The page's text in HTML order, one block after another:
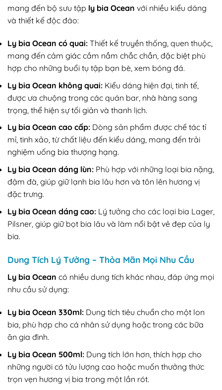
mang đến bộ sưu tập ly bia Ocean với nhiều kiểu dáng
và thiết kế độc đáo:
Ly bia Ocean có quai: Thiết kế truyền thống, quen thuộc,
mang đến cảm giác cầm nắm chắc chắn, đặc biệt phù
hợp cho những buổi tụ tập bạn bè, xem bóng đá.
Ly bia Ocean không quai: Kiểu dáng hiện đại, tinh tế,
được ưa chuộng trong các quán bar, nhà hàng sang
trọng, thể hiện sự tối giản và thanh lịch.
Ly bia Ocean cao cấp: Dòng sản phẩm được chế tác tỉ
mỉ, tinh xảo, từ chất liệu đến kiểu dáng, mang đến trải
nghiệm uống bia thượng hạng.
Ly bia Ocean dáng lùn: Phù hợp với những loại bia nặng,
đậm đà, giúp giữ lạnh bia lâu hơn và tôn lên hương vị
đặc trưng.
Ly bia Ocean dáng cao: Lý tưởng cho các loại bia Lager,
Pilsner, giúp giữ bọt bia lâu và làm nổi bật vẻ đẹp của ly
bia.
Dung Tích Lý Tưởng – Thỏa Mãn Mọi Nhu Cầu
Ly bia Ocean có nhiều dung tích khác nhau, đáp ứng mọi
nhu cầu sử dụng:
Ly bia Ocean 330ml: Dung tích tiêu chuẩn cho một lon
bia, phù hợp cho cá nhân sử dụng hoặc trong các bữa
ăn gia đình.
Ly bia Ocean 500ml: Dung tích lớn hơn, thích hợp cho
những người có tửu lượng cao hoặc muốn thưởng thức
trọn vẹn hương vị bia trong một lần rót.